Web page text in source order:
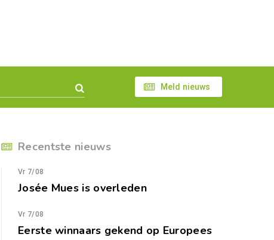
Meld nieuws
Recentste nieuws
Vr 7/08
Josée Mues is overleden
Vr 7/08
Eerste winnaars gekend op Europees